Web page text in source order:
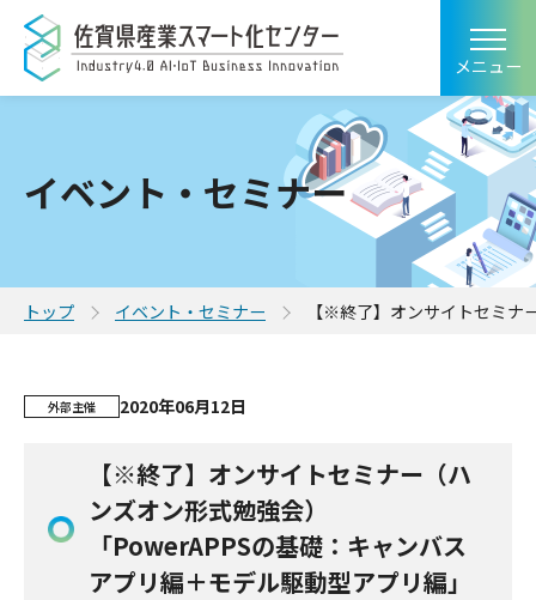
メニュー
イベント・セミナー
トップ イベント・セミナー 【※終了】オンサイトセミナ
外部主催 2020年06月12日
【※終了】オンサイトセミナー（ハ
ンズオン形式勉強会）
「PowerAPPSの基礎：キャンバス
アプリ編＋モデル駆動型アプリ編」